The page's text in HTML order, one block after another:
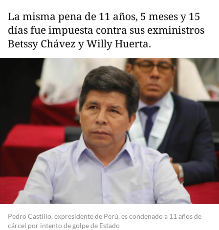
La misma pena de 11 años, 5 meses y 15
días fue impuesta contra sus exministros
Betssy Chávez y Willy Huerta.
Pedro Castillo, expresidente de Perú, es condenado a 11 años de
cárcel por intento de golpe de Estado